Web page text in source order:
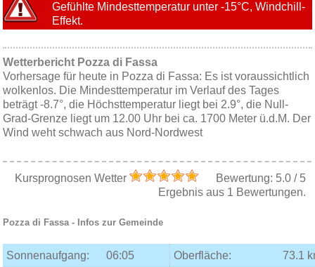
Gefühlte Mindesttemperatur unter -15°C, Windchill-
Effekt.
Wetterbericht Pozza di Fassa
Vorhersage für heute in Pozza di Fassa: Es ist voraussichtlich
wolkenlos. Die Mindesttemperatur im Verlauf des Tages
beträgt -8.7°, die Höchsttemperatur liegt bei 2.9°, die Null-
Grad-Grenze liegt um 12.00 Uhr bei ca. 1700 Meter ü.d.M. Der
Wind weht schwach aus Nord-Nordwest
Kursprognosen Wetter Bewertung: 5.0/ 5
Ergebnis aus 1 Bewertungen.
Pozza di Fassa- Infos zur Gemeinde
Sonnenaufgang: 06:05 Oberfläche:
73.1